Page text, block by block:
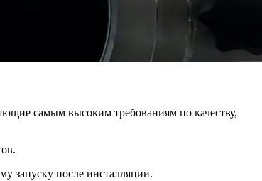
самым высоким требованиям по качеству,
запуску после инсталляции.